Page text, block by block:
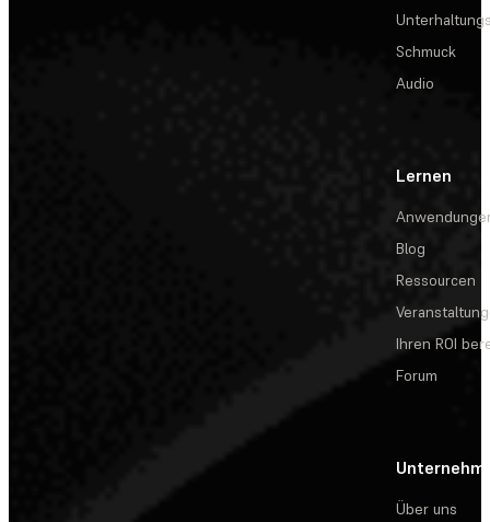
Schmuck
Audio
Lernen
Blog
Ressourcen
Ihren ROI
Forum
Über uns